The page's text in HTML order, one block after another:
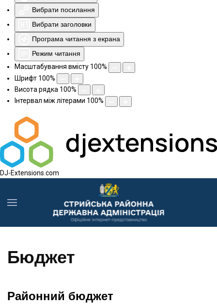
Вибрати посилання
Вибрати заголовки
Програма читання з екрана
Режим читання
Масштабування вмісту 100%
Шрифт 100%
Висота рядка 100%
Інтервал між літерами 100%
DJ-Extensions.com
Бюджет
Районний бюджет